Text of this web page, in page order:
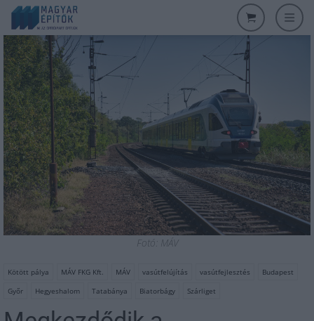
Fotó: MÁV
Kötött pálya MÁV FKG Kft. MÁV vasútfelújítás vasútfejlesztés
Budapest
Győr
Hegyeshalom Tatabánya Biatorbágy Szárliget